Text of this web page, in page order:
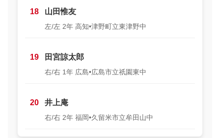
18 山田惟友
左/左 2年 高知•津野町立東津野中
19 田宮諒太郎
右/右 1年 広島•広島市立祇園東中
20 井上庵
右/右 2年 福岡•久留米市立牟田山中